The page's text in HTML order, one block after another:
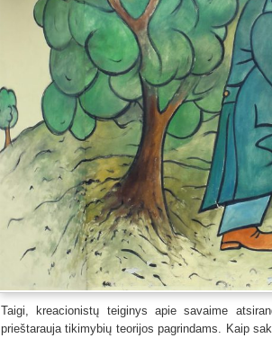
Taigi, kreacionistų teiginys apie savaime
prieštarauja tikimybių teorijos pagrindams. Kaip